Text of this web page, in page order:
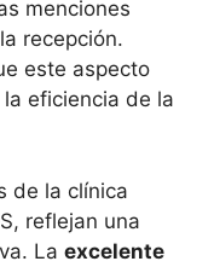
menciones
recepción.
este aspecto
eficiencia de la
de la clínica
reflejan una
La excelente